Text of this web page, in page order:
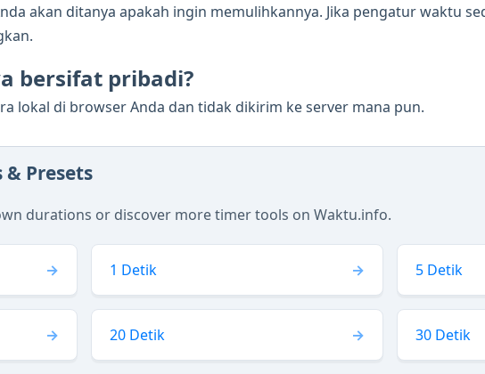
akan ditanya apakah ingin memulihkannya. Jika pengatur waktu
bersifat pribadi?
lokal di browser Anda dan tidak dikirim ke server mana pun.
& Presets
durations or discover more timer tools on Waktu.info.
1 Detik 5 Detik
20 Detik 30 Detik